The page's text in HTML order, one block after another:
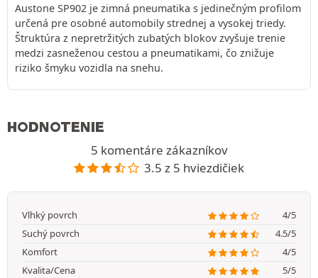
Austone SP902 je zimná pneumatika s jedinečným profilom
určená pre osobné automobily strednej a vysokej triedy.
Štruktúra z nepretržitých zubatých blokov zvyšuje trenie
medzi zasneženou cestou a pneumatikami, čo znižuje
riziko šmyku vozidla na snehu.
HODNOTENIE
5 komentáre zákazníkov
3.5 z 5 hviezdičiek
Vlhký povrch
4/5
Suchý povrch
4.5/5
Komfort
4/5
Kvalita/Cena
5/5